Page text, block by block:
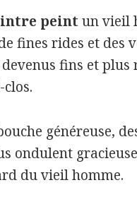
peint un vieil
fines rides et des
fins et plus
généreuse,
ondulent
du vieil homme.